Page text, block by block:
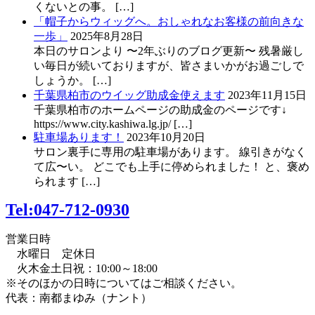
くないとの事。 […]
「帽子からウィッグへ。おしゃれなお客様の前向きな
一歩」
2025年8月28日
本日のサロンより 〜2年ぶりのブログ更新〜 残暑厳し
い毎日が続いておりますが、皆さまいかがお過ごしで
しょうか。 […]
千葉県柏市のウイッグ助成金使えます 2023年11月15日
千葉県柏市のホームページの助成金のページです↓
https://www.city.kashiwa.lg.jp/ […]
駐車場あります！
2023年10月20日
サロン裏手に専用の駐車場があります。 線引きがなく
て広〜い。 どこでも上手に停められました！ と、褒め
られます […]
Tel:047-712-0930
営業日時
水曜日 定休日
火木金土日祝：10:00～18:00
※そのほかの日時についてはご相談ください。
代表：南都まゆみ（ナント）